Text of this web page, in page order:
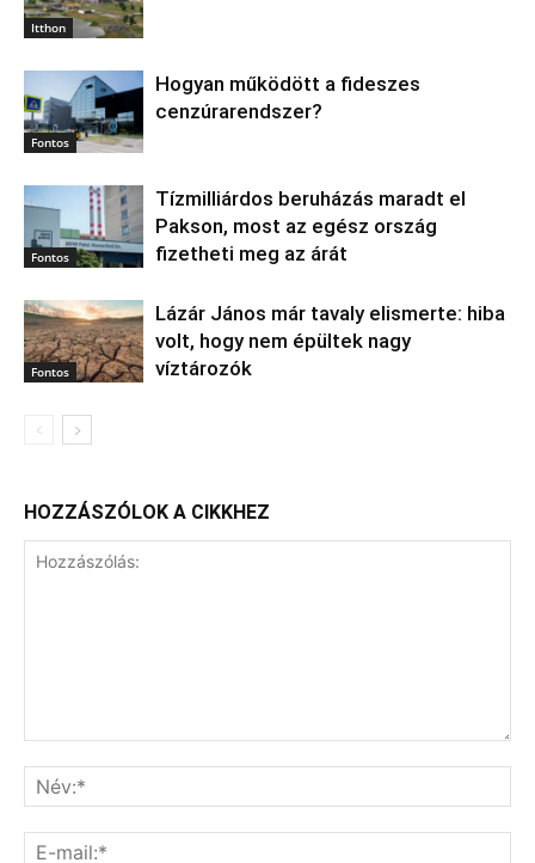
Itthon
Fontos
Hogyan működött a fideszes
cenzúrarendszer?
Fontos
Tízmilliárdos beruházás maradt el
Pakson, most az egész ország
fizetheti meg az árát
Fontos
Lázár János már tavaly elismerte: hiba
volt, hogy nem épültek nagy
víztározók
HOZZÁSZÓLOK A CIKKHEZ